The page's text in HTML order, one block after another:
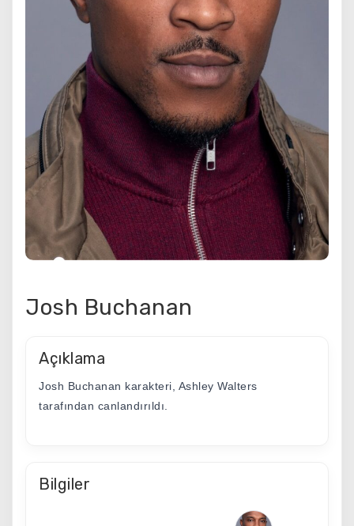
Josh Buchanan
Açıklama
Josh Buchanan karakteri, Ashley Walters
tarafından canlandırıldı.
Bilgiler